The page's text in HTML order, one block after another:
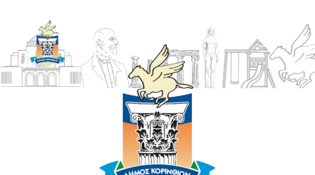
ΔΗΜΟΣ
ΚΟΡΙΝΘΙΩΝ